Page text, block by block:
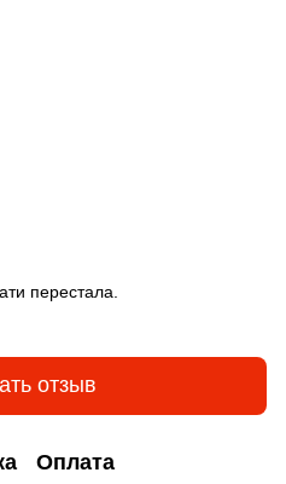
перестала.
отзыв
Оплата